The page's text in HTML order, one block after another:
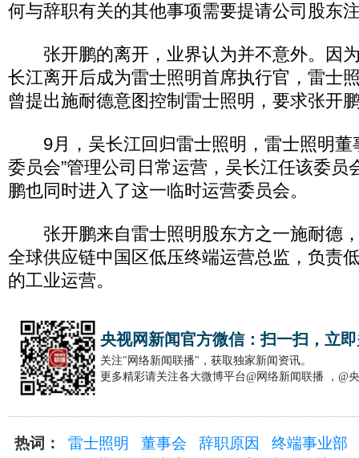
何与辞职有关的其他事项需要提请公司股东
张开鹏的离开，业界认为并不意外。因
长江离开后成为雷士照明首席执行官，雷士
曾提出施耐德意图控制雷士照明，要求张开
9月，吴长江回归雷士照明，雷士照明董
委员会”管理公司日常运营，吴长江任该委员
鹏也同时进入了这一临时运营委员会。
张开鹏来自雷士照明股东方之一施耐德
全球供应链中国区低压终端运营总监，负责
的工业运营。
央视网新闻官方微信：扫一扫，立
关注"网络新闻联播"，获取独家新闻资讯。
更多精彩请关注各大微博平台@网络新闻联播 ，@
热词： 雷士照明 董事会 辞职原因
终端事业部